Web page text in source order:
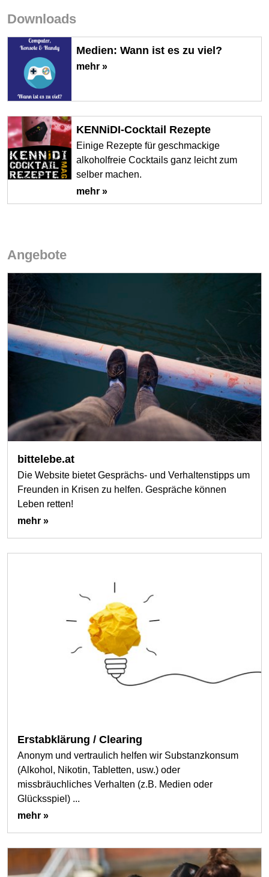
Downloads
Medien: Wann ist es zu viel?
mehr »
KENNiDI-Cocktail Rezepte
Einige Rezepte für geschmackige
alkoholfreie Cocktails ganz leicht zum
selber machen.
mehr »
Angebote
bittelebe.at
Die Website bietet Gesprächs- und Verhaltenstipps um
Freunden in Krisen zu helfen. Gespräche können
Leben retten!
mehr »
Erstabklärung / Clearing
Anonym und vertraulich helfen wir Substanzkonsum
(Alkohol, Nikotin, Tabletten, usw.) oder
missbräuchliches Verhalten (z.B. Medien oder
Glücksspiel) ...
mehr »